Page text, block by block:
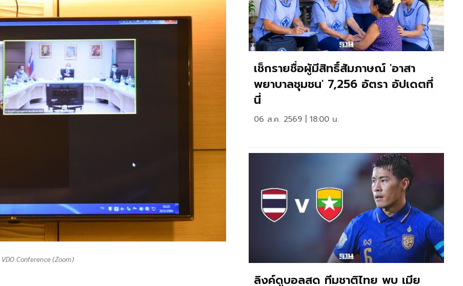
Conference (Zoom)
เช็กรายชื่อผู้มีสิทธิ์สัมภาษณ์ 'อาสา
พยาบาลชุมชน' 7,256 อัตรา อัปเดตที่
นี่
06 ส.ค. 2569 | 18:00 น.
ลิงค์ดูบอลสด ทีมชาติไทย พบ เมีย